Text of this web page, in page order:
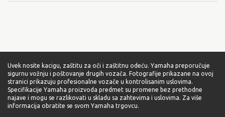
Uvek nosite kacigu, zaštitu za oči i zaštitnu odeću. Yamaha preporučuje
sigurnu vožnju i poštovanje drugih vozača. Fotografije prikazane na ovoj
stranici prikazuju profesionalne vozače u kontrolisanim uslovima.
Specifikacije Yamaha proizvoda predmet su promene bez prethodne
najave i mogu se razlikovati u skladu sa zahtevima i uslovima. Za više
informacija obratite se svom Yamaha trgovcu.